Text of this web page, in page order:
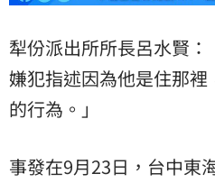
犁份派出所所長呂水賢：
嫌犯指述因為他是住那
的行為。」
事發在9月23日，台中東